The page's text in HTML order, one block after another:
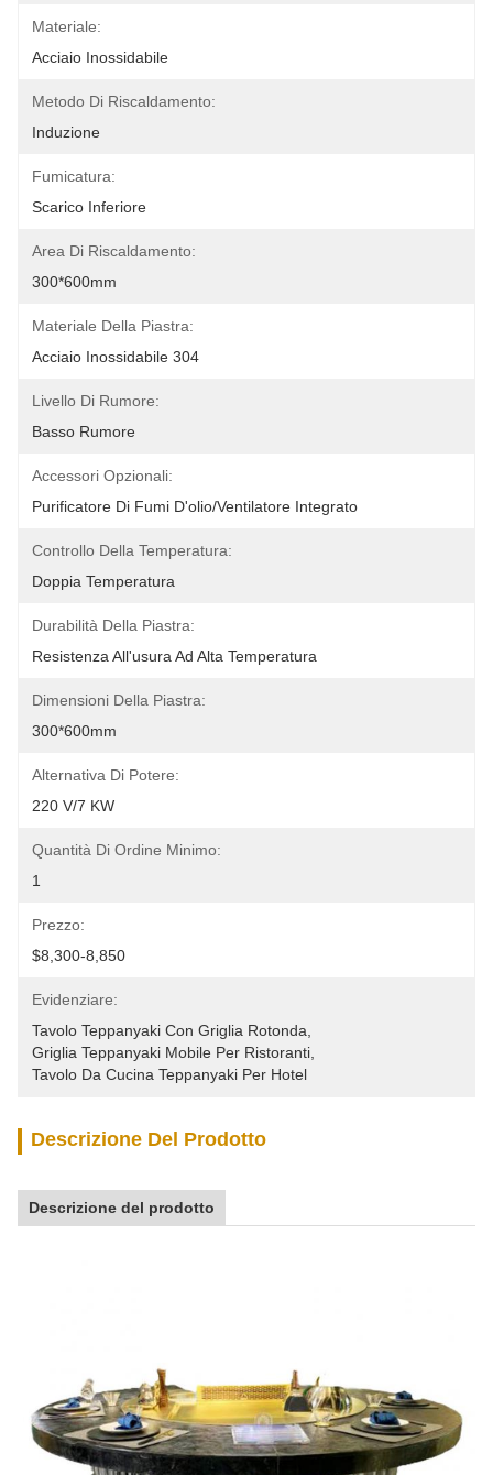
Materiale:
Acciaio Inossidabile
Metodo Di Riscaldamento:
Induzione
Fumicatura:
Scarico Inferiore
Area Di Riscaldamento:
300*600mm
Materiale Della Piastra:
Acciaio Inossidabile 304
Livello Di Rumore:
Basso Rumore
Accessori Opzionali:
Purificatore Di Fumi D'olio/ventilatore Integrato
Controllo Della Temperatura:
Doppia Temperatura
Durabilità Della Piastra:
Resistenza All'usura Ad Alta Temperatura
Dimensioni Della Piastra:
300*600mm
Alternativa Di Potere:
220 V/7 KW
Quantità Di Ordine Minimo:
1
Prezzo:
$8,300-8,850
Evidenziare:
Tavolo Teppanyaki Con Griglia Rotonda
Griglia Teppanyaki Mobile Per Ristoranti
Tavolo Da Cucina Teppanyaki Per Hotel
Descrizione Del Prodotto
Descrizione del prodotto